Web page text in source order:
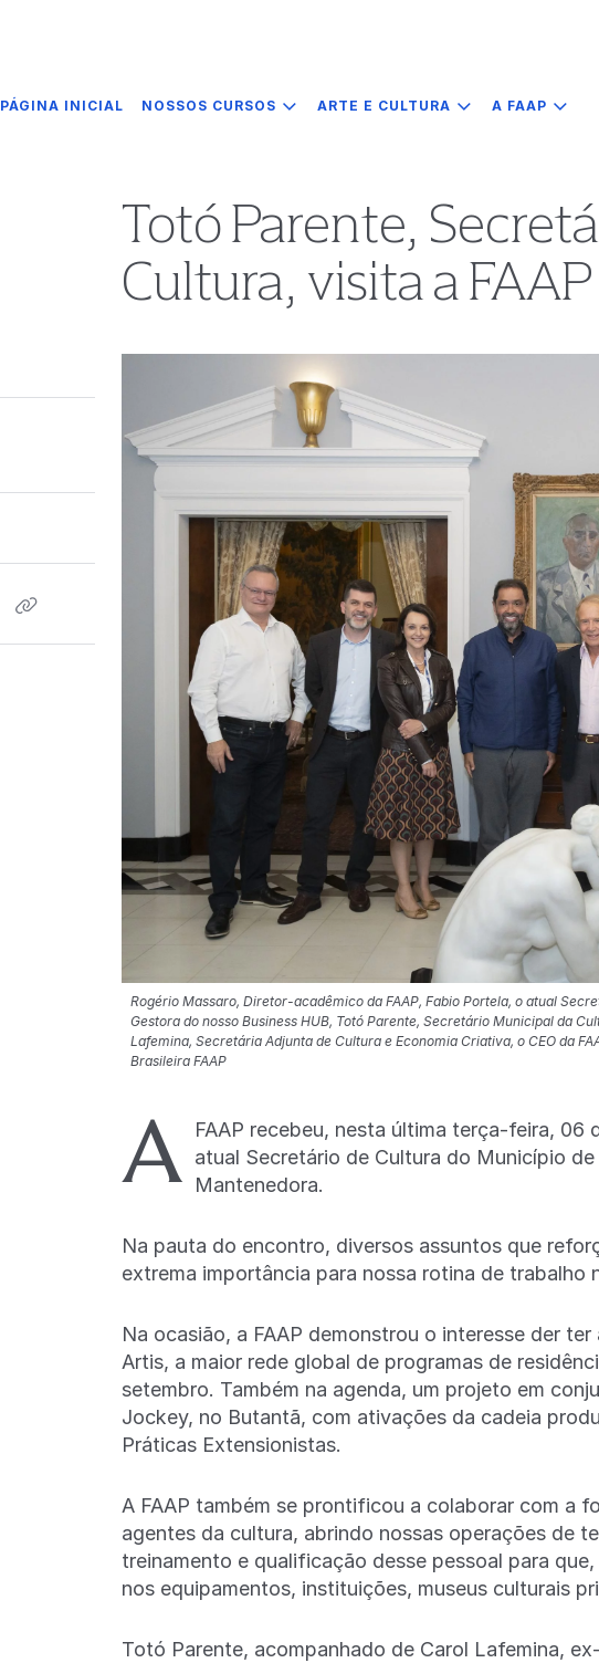
PÁGINA INICIAL NOSSOS CURSOS ARTE E CULTURA A FAAP
Totó Parente,
Cultura, visita a
Rogério Massaro, Diretor-acadêmico da FAAP, Fabio Portela, o atual
Gestora do nosso Business HUB, Totó Parente, Secretário Municipal da
Lafemina, Secretária Adjunta de Cultura e Economia Criativa, o CEO da
Brasileira FAAP
A
FAAP recebeu, nesta última terça-feira, 06
atual Secretário de Cultura do Município
Mantenedora.
Na pauta do encontro, diversos assuntos que
extrema importância para nossa rotina de
Na ocasião, a FAAP demonstrou o interesse der
Artis, a maior rede global de programas de
setembro. Também na agenda, um projeto em
Jockey, no Butantã, com ativações da cadeia
Práticas Extensionistas.
A FAAP também se prontificou a colaborar com a
agentes da cultura, abrindo nossas operações de
treinamento e qualificação desse pessoal para
nos equipamentos, instituições, museus culturais
Totó Parente, acompanhado de Carol Lafemina,